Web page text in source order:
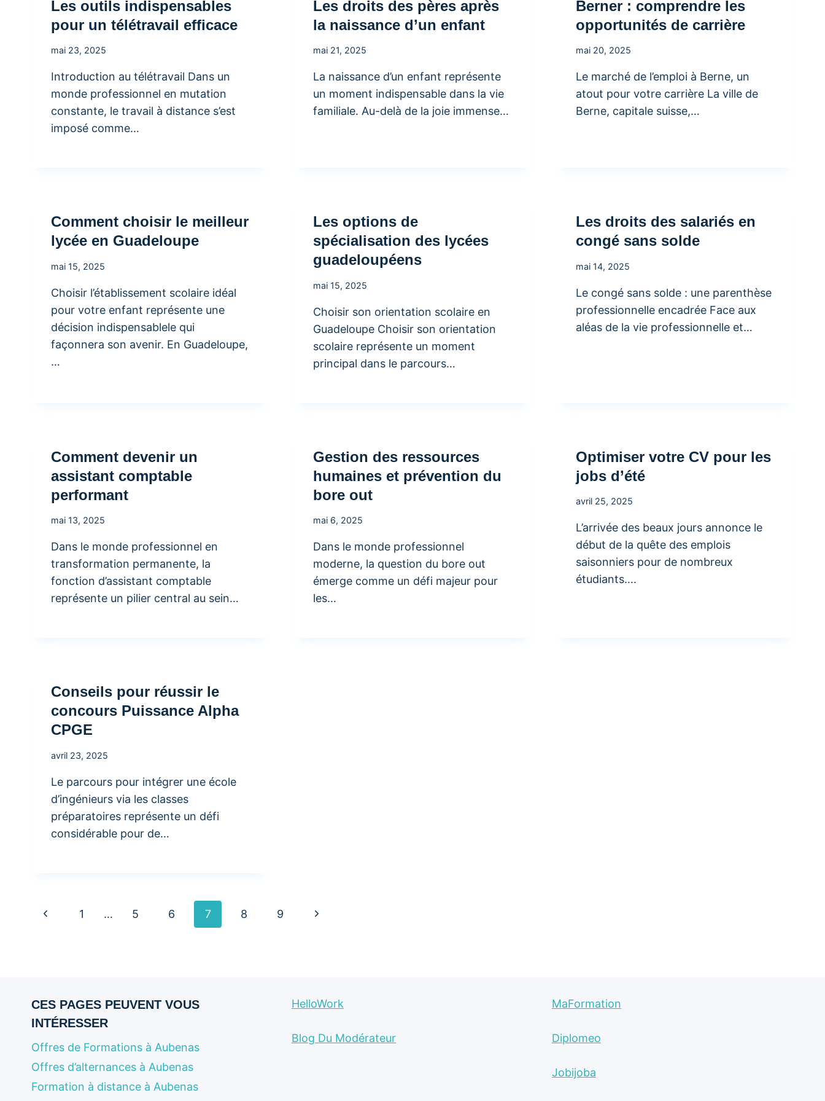
Les outils indispensables
pour un télétravail efficace
mai 23, 2025
Introduction au télétravail Dans un
monde professionnel en mutation
constante, le travail à distance s’est
imposé comme…
Les droits des pères après
la naissance d’un enfant
mai 21, 2025
La naissance d’un enfant représente
un moment indispensable dans la vie
familiale. Au-delà de la joie immense…
Berner : comprendre les
opportunités de carrière
mai 20, 2025
Le marché de l’emploi à Berne, un
atout pour votre carrière La ville de
Berne, capitale suisse,…
Comment choisir le meilleur
lycée en Guadeloupe
mai 15, 2025
Choisir l’établissement scolaire idéal
pour votre enfant représente une
décision indispensablele qui
façonnera son avenir. En Guadeloupe,
…
Les options de
spécialisation des lycées
guadeloupéens
mai 15, 2025
Choisir son orientation scolaire en
Guadeloupe Choisir son orientation
scolaire représente un moment
principal dans le parcours…
Les droits des salariés en
congé sans solde
mai 14, 2025
Le congé sans solde : une parenthèse
professionnelle encadrée Face aux
aléas de la vie professionnelle et…
Comment devenir un
assistant comptable
performant
mai 13, 2025
Dans le monde professionnel en
transformation permanente, la
fonction d’assistant comptable
représente un pilier central au sein…
Gestion des ressources
humaines et prévention du
bore out
mai 6, 2025
Dans le monde professionnel
moderne, la question du bore out
émerge comme un défi majeur pour
les…
Optimiser votre CV pour les
jobs d’été
avril 25, 2025
L’arrivée des beaux jours annonce le
début de la quête des emplois
saisonniers pour de nombreux
étudiants….
Conseils pour réussir le
concours Puissance Alpha
CPGE
avril 23, 2025
Le parcours pour intégrer une école
d’ingénieurs via les classes
préparatoires représente un défi
considérable pour de…
Navigation
Page
1 … 5 6 7 8 9
Page
CES PAGES PEUVENT VOUS
INTÉRESSER
Offres de Formations à Aubenas
Offres d’alternances à Aubenas
Formation à distance à Aubenas
HelloWork
Blog Du Modérateur
MaFormation
Diplomeo
Jobijoba